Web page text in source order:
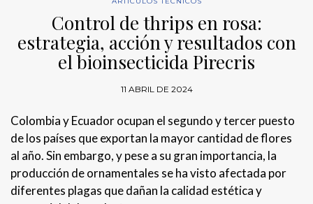
Control de thrips en rosa:
estrategia, acción y resultados con
el bioinsecticida Pirecris
11 ABRIL DE 2024
Colombia y Ecuador ocupan el segundo y tercer puesto
de los países que exportan la mayor cantidad de flores
al año. Sin embargo, y pese a su gran importancia, la
producción de ornamentales se ha visto afectada por
diferentes plagas que dañan la calidad estética y